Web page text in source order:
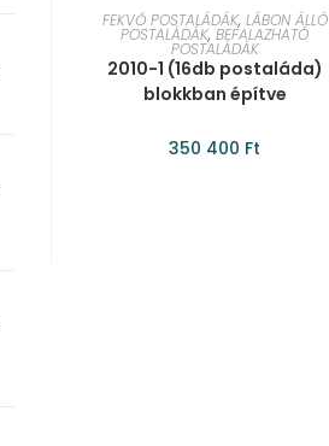
KOSÁRBA TESZEM
FEKVŐ POSTALÁDÁK, LÁBON ÁLLÓ
POSTALÁDÁK,BEFALAZHATÓ
POSTALÁDÁK
2010-1 (16db postaláda)
blokkban építve
350 400 Ft